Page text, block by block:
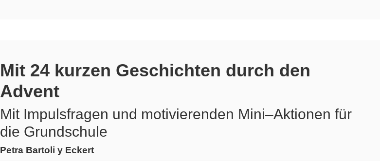
Mit 24 kurzen Geschichten durch den
Advent
Mit Impulsfragen und motivierenden Mini–Aktionen für
die Grundschule
Petra Bartoli y Eckert